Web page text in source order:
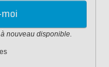
moi
nouveau disponible.